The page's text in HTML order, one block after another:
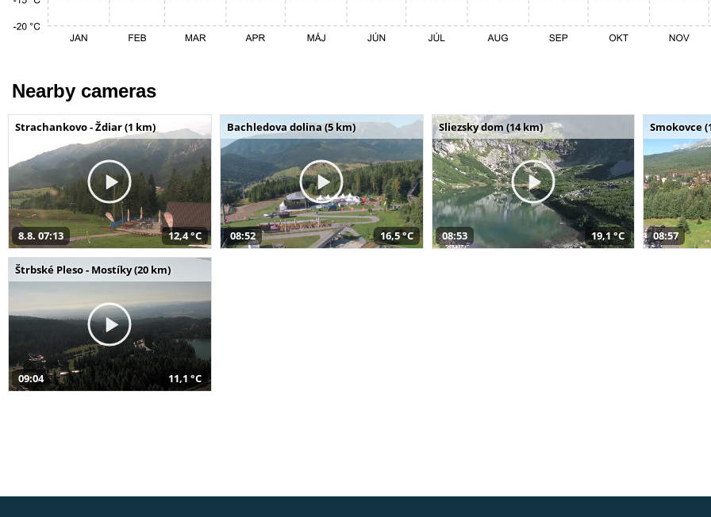
Nearby cameras
Strachankovo - Ždiar (1 km)
8.8. 07:13 12,4 °C
Bachledova dolina (5 km)
08:52 16,5 °C
Sliezsky dom (14 km)
08:53 19,1 °C
Smokovce
08:57
Štrbské Pleso - Mostíky (20 km)
09:04 11,1 °C